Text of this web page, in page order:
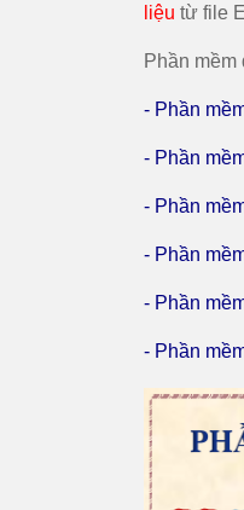
liệu từ file
Phần
- Phần
- Phần
- Phần
- Phần
- Phần
- Phần